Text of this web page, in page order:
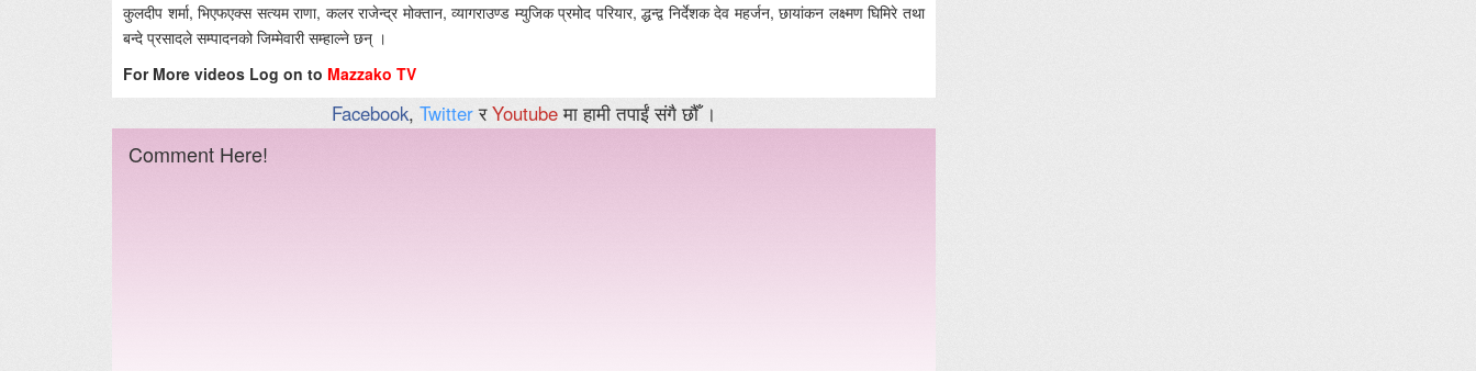
कुलदीप शर्मा, भिएफएक्स सत्यम राणा, कलर राजेन्द्र मोक्तान, व्यागराउण्ड म्युजिक प्रमोद परियार, द्धन्द्व निर्देशक देव महर्जन, छायांकन लक्ष्मण घिमिरे तथा
बन्दे प्रसादले सम्पादनको जिम्मेवारी सम्हाल्ने छन् ।
For More videos Log on to Mazzako TV
Facebook, TwitterरYoutubeमा हामी तपाईं संगै छौँ ।
Comment Here!